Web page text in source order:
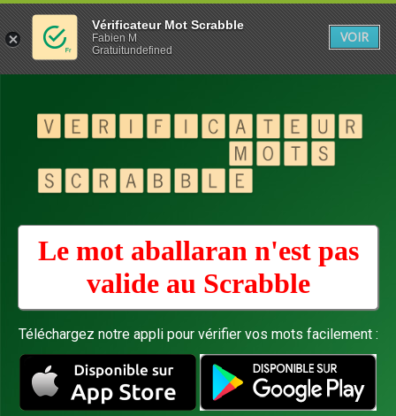
Le mot aballaran n'est pas
valide au Scrabble
Téléchargez notre appli pour vérifier vos mots facilement :
Vérificateur Mot Scrabble
Fabien M
Gratuitundefined
VOIR